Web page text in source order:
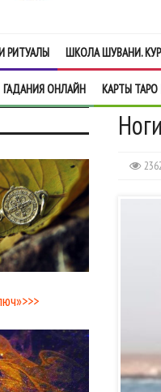
РИТУАЛЫ ШКОЛА ШУВАНИ.
ГАДАНИЯ ОНЛАЙН КАРТЫ ТАРО